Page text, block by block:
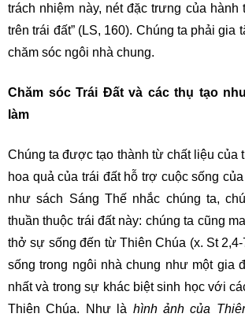
trách nhiệm này, nét đặc trưng của hành
trên trái đất” (LS, 160). Chúng ta phải gia
chăm sóc ngôi nhà chung.
Chăm sóc Trái Đất và các thụ tạo
làm
Chúng ta được tạo thành từ chất liệu của
hoa quả của trái đất hỗ trợ cuộc sống
như sách Sáng Thế nhắc chúng ta,
thuần thuộc trái đất này: chúng ta cũng
thở sự sống đến từ Thiên Chúa (x. St
sống trong ngôi nhà chung như một gia
nhất và trong sự khác biệt sinh học với
Thiên Chúa. Như là hình ảnh của